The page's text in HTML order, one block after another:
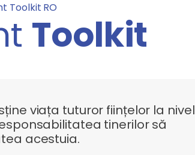
Toolkit RO
Toolkit
viața tuturor ființelor la nivel
tinerilor să
acestuia.